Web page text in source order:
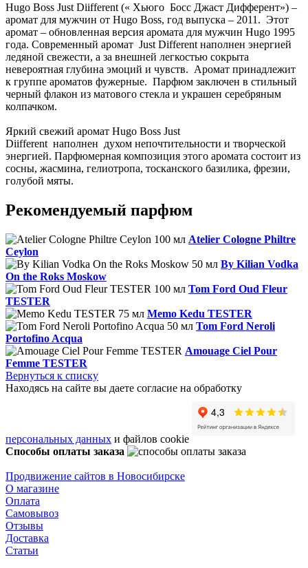
Hugo Boss Just Diifferent (« Хьюго Босс Джаст Дифферент») –
аромат для мужчин от Hugo Boss, год выпуска – 2011. Этот
аромат – обновленная версия аромата для мужчин Hugo 1995
года. Современный аромат Just Different наполнен энергией
ледяной свежести, а за внешней легкостью сокрыта
невероятная глубина эмоций и чувств. Аромат принадлежит
к группе ароматов фужерные. Парфюм заключен в стильный
черный флакон из матового стекла и украшен серебряным
колпачком.
Яркий свежий аромат Hugo Boss Just
Diifferent наполнен духом непочтительности и творческой
энергией. Парфюмерная композиция этого аромата состоит из
сосны, жасмина, гелиотропа, тосканского базилика, фрезии,
голубой мяты.
Рекомендуемый парфюм
Atelier Cologne Philtre
Ceylon
By Kilian Vodka
On the Roks Moskow
Tom Ford Oud Fleur
TESTER
Memo Kedu TESTER
Tom Ford Neroli
Portofino Acqua
Amouage Ciel Pour
Femme TESTER
Вернуться к списку
Находясь на сайте вы даете согласие на обработку
персональных данных и файлов cookie
Способы оплаты заказа
Продвижение сайтов в Новосибирске
О магазине
Оплата
Самовывоз
Отзывы
Доставка
Статьи